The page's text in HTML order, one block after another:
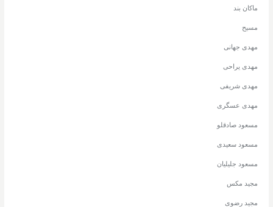
ماکان بند
مسیح
مهدی جهانی
مهدی یراحی
مهدی شریفی
مهدی عسگری
مسعود صادقلو
مسعود سعیدی
مسعود جلیلیان
مجید مکس
مجید رضوی